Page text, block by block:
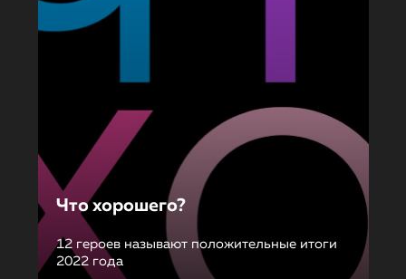
Что хорошего?
12 героев называют положительные итоги
2022 года